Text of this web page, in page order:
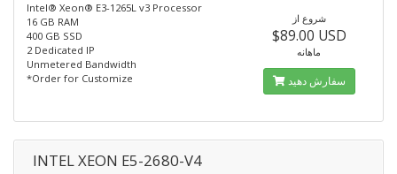
Intel® Xeon® E3-1265L v3 Processor
16 GB RAM
400 GB SSD
2 Dedicated IP
Unmetered Bandwidth
*Order for Customize
شروع از
$89.00 USD
ماهانه
سفارش دهید
INTEL XEON E5-2680-V4